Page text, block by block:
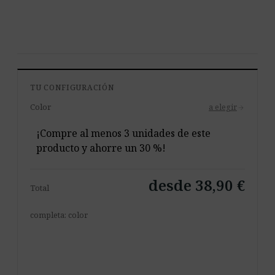
TU CONFIGURACIÓN
Color a elegir arrow_forward
¡Compre al menos 3 unidades de este
producto y ahorre un 30 %!
Total desde 38,90 €
completa: color